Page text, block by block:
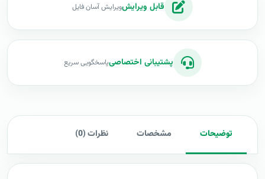
قابل ویرایشویرایش آسان فایل
پشتیبانی اختصاصیپاسخگویی سریع
توضیحات مشخصات نظرات (0)